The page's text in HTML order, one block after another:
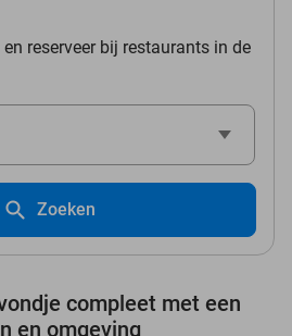
reserveer bij restaurants in de
Zoeken
compleet met een
en omgeving